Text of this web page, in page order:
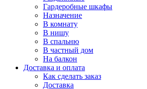
Гардеробные шкафы
Назначение
В комнату
В нишу
В спальню
В частный дом
На балкон
Доставка и оплата
Как сделать заказ
Доставка